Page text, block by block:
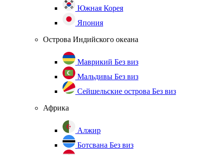
Южная Корея
Япония
Острова Индийского океана
Маврикий Без виз
Мальдивы Без виз
Сейшельские острова Без виз
Африка
Алжир
Ботсвана Без виз